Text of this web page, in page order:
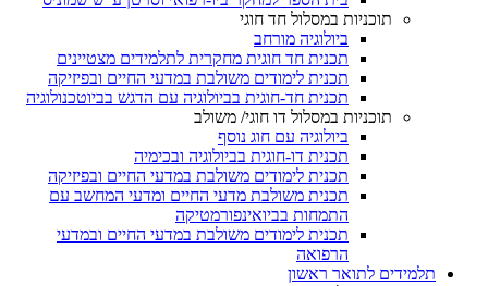
תוכניות במסלול חד חוגי
ביולוגיה מורחב
תכנית חד חוגית מחקרית לתלמידים מצטיינים
תכנית לימודים משולבת במדעי החיים ובפיזיקה
תכנית חד-חוגית בביולוגיה עם הדגש בביוטכנולוגיה
תוכניות במסלול דו חוגי/ משולב
ביולוגיה עם חוג נוסף
תכנית דו-חוגית בביולוגיה ובכימיה
תכנית לימודים משולבת במדעי החיים ובפיזיקה
תכנית משולבת מדעי החיים ומדעי המחשב עם
התמחות בביואינפורמטיקה
תכנית לימודים משולבת במדעי החיים ובמדעי
הרפואה
תלמידים לתואר ראשון